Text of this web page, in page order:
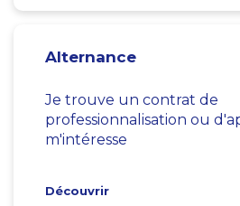
Alternance
Je trouve un contrat de
professionnalisation ou
m'intéresse
Découvrir